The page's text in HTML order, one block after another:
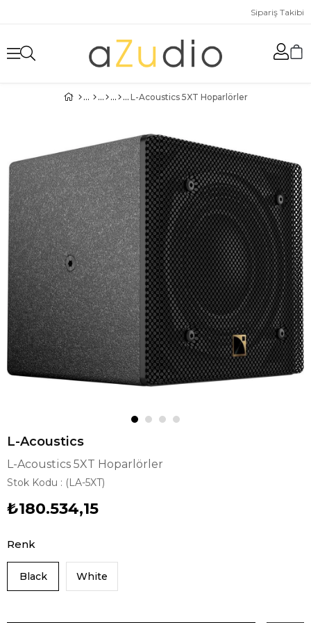
Sipariş Takibi
L-Acoustics 5XT Hoparlörler
L-Acoustics
L-Acoustics 5XT Hoparlörler
Stok Kodu (LA-5XT)
₺180.534,15
Renk
Black White